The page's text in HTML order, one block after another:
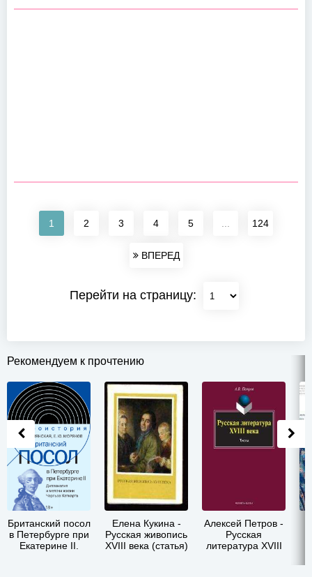
1 2 3 4 5 ... 124
ВПЕРЕД
Перейти на страницу:
Рекомендуем к прочтению
Британский посол
в Петербурге при
Екатерине II.
Елена Кукина -
Русская живопись
XVIII века (статья)
Алексей Петров -
Русская
литература XVIII